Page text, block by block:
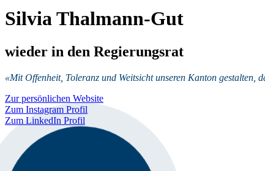
Silvia Thalmann-Gut
wieder in den Regierungsrat
«Mit Offenheit, Toleranz und Weitsicht unseren Kanton
Zur persönlichen Website
Zum Instagram Profil
Zum LinkedIn Profil